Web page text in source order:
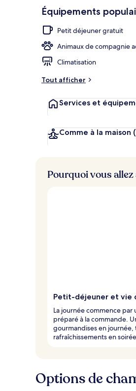
Équipements
Petit déjeuner gratuit
Animaux de compagnie
Climatisation
Tout afficher
Services et
Comme à la maison
Pourquoi vous
Petit-déjeuner et vie
La journée commence
préparé à la commande.
gourmandises en
rafraîchissements en
Options de